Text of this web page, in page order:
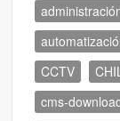
CCTV
cms-